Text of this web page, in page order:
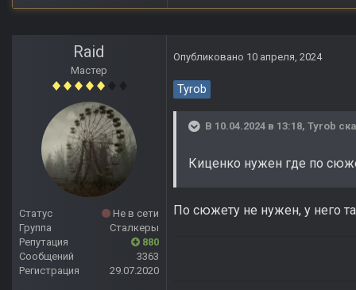
Raid
Мастер
Статус
Не в сети
Группа
Сталкеры
Репутация
880
Сообщений
3363
Регистрация
29.07.2020
Опубликовано 10 апреля, 2024
Tyrob
В 10.04.2024 в 13:18, Tyrob
Киценко нужен где по
По сюжету не нужен, у него